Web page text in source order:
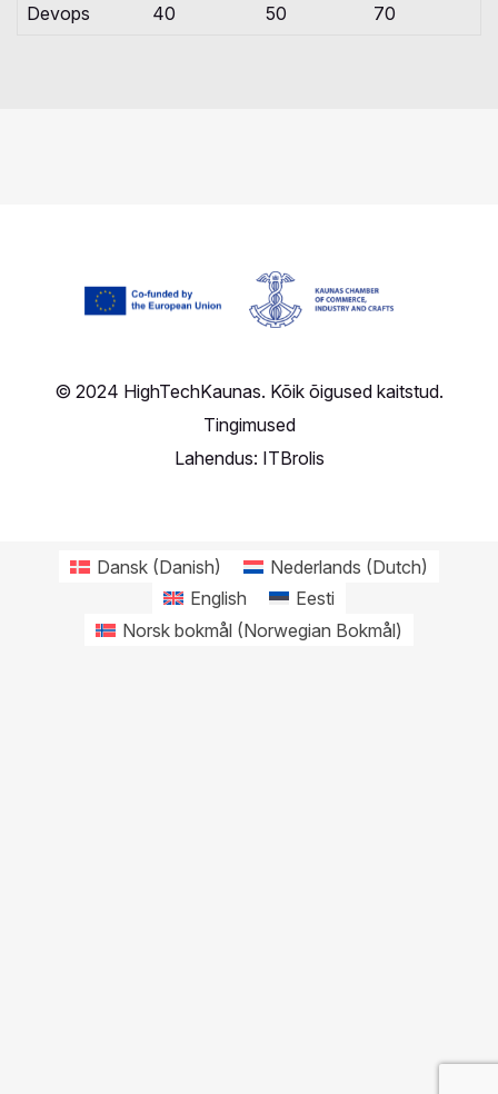
Devops
40 50 70
© 2024 HighTechKaunas. Kõik õigused kaitstud.
Tingimused
Lahendus: ITBrolis
Dansk (Danish) Nederlands (Dutch)
English
Eesti
Norsk bokmål (Norwegian Bokmål)